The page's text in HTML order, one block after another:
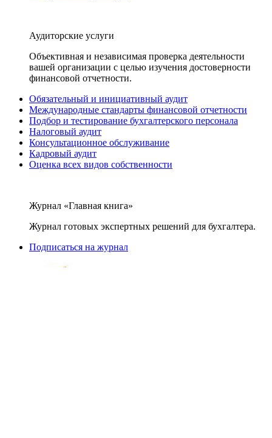
Аудиторские услуги
Объективная и независимая проверка деятельности
вашей организации с целью изучения достоверности
финансовой отчетности.
Обязательный и инициативный аудит
Международные стандарты финансовой отчетности
Подбор и тестирование бухгалтерского персонала
Налоговый аудит
Консультационное обслуживание
Кадровый аудит
Оценка всех видов собственности
Журнал «Главная книга»
Журнал готовых экспертных решений для бухгалтера.
Подписаться на журнал